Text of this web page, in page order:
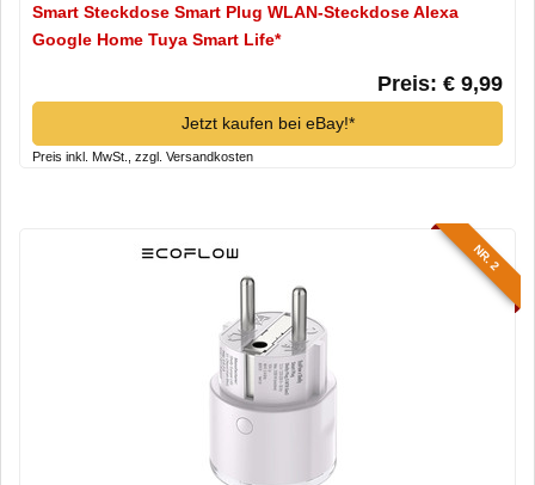
Smart Steckdose Smart Plug WLAN-Steckdose Alexa
Google Home Tuya Smart Life*
Preis: € 9,99
Jetzt kaufen bei eBay!*
Preis inkl. MwSt., zzgl. Versandkosten
NR. 2